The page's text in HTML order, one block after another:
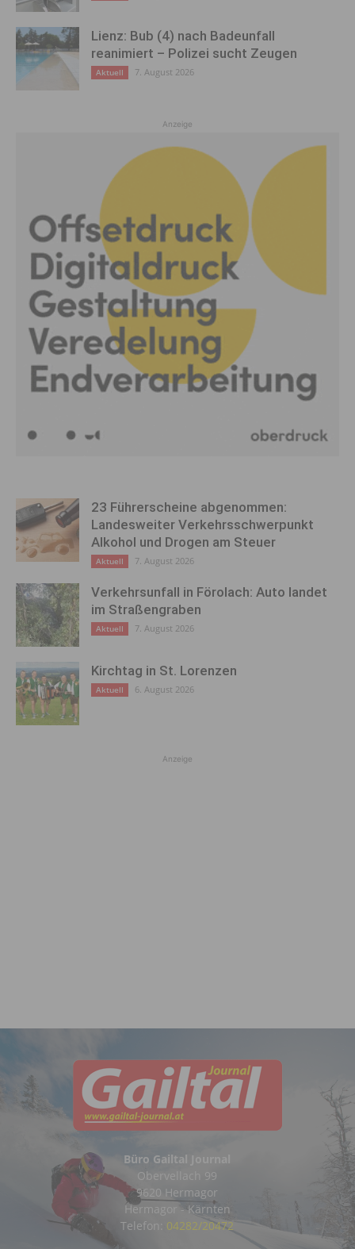
Lienz: Bub (4) nach Badeunfall
reanimiert – Polizei sucht Zeugen
Aktuell 7. August 2026
Anzeige
23 Führerscheine abgenommen:
Landesweiter Verkehrsschwerpunkt
Alkohol und Drogen am Steuer
Aktuell 7. August 2026
Verkehrsunfall in Förolach: Auto landet
im Straßengraben
Aktuell 7. August 2026
Kirchtag in St. Lorenzen
Aktuell 6. August 2026
Anzeige
Büro Gailtal Journal
Obervellach 99
9620 Hermagor
Hermagor - Kärnten
Telefon: 04282/20472